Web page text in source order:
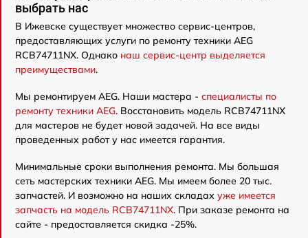
выбрать нас
В Ижевске существует множество сервис-центров,
предоставляющих услуги по ремонту техники AEG
RCB74711NX. Однако наш сервис-центр выделяется
преимуществами.
Мы ремонтируем AEG. Наши мастера - специалисты по
ремонту техники AEG. Восстановить модель RCB74711NX
для мастеров не будет новой задачей. На все виды
проведенных работ у нас имеется гарантия.
Минимальные сроки выполнения ремонта. Мы большая
сеть мастерских техники AEG. Мы имеем более 20 тыс.
запчастей. И возможно на наших складах уже имеется
запчасть на модель RCB74711NX. При заказе ремонта на
сайте - предоставляется скидка -25%.